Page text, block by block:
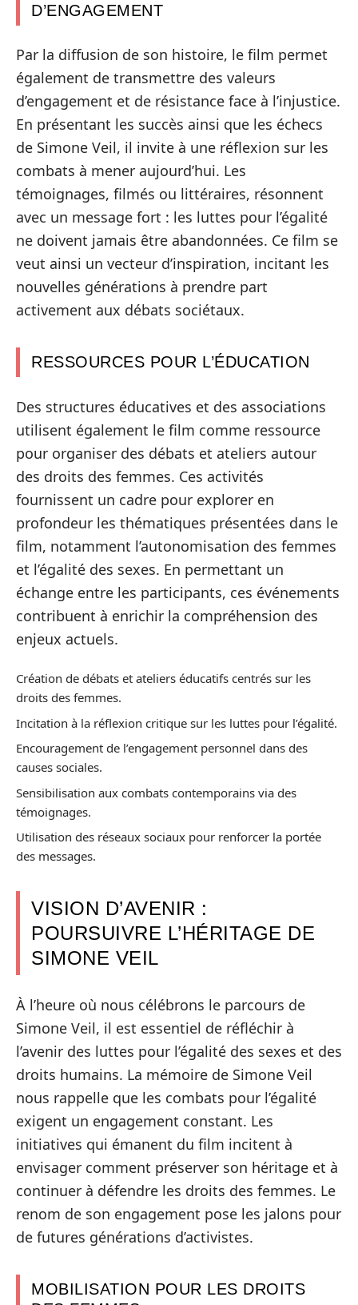
D’ENGAGEMENT
Par la diffusion de son histoire, le film permet
également de transmettre des valeurs
d’engagement et de résistance face à l’injustice.
En présentant les succès ainsi que les échecs
de Simone Veil, il invite à une réflexion sur les
combats à mener aujourd’hui. Les
témoignages, filmés ou littéraires, résonnent
avec un message fort : les luttes pour l’égalité
ne doivent jamais être abandonnées. Ce film se
veut ainsi un vecteur d’inspiration, incitant les
nouvelles générations à prendre part
activement aux débats sociétaux.
RESSOURCES POUR L’ÉDUCATION
Des structures éducatives et des associations
utilisent également le film comme ressource
pour organiser des débats et ateliers autour
des droits des femmes. Ces activités
fournissent un cadre pour explorer en
profondeur les thématiques présentées dans le
film, notamment l’autonomisation des femmes
et l’égalité des sexes. En permettant un
échange entre les participants, ces événements
contribuent à enrichir la compréhension des
enjeux actuels.
Création de débats et ateliers éducatifs centrés sur les
droits des femmes.
Incitation à la réflexion critique sur les luttes pour l’égalité.
Encouragement de l’engagement personnel dans des
causes sociales.
Sensibilisation aux combats contemporains via des
témoignages.
Utilisation des réseaux sociaux pour renforcer la portée
des messages.
VISION D’AVENIR :
POURSUIVRE L’HÉRITAGE DE
SIMONE VEIL
À l’heure où nous célébrons le parcours de
Simone Veil, il est essentiel de réfléchir à
l’avenir des luttes pour l’égalité des sexes et des
droits humains. La mémoire de Simone Veil
nous rappelle que les combats pour l’égalité
exigent un engagement constant. Les
initiatives qui émanent du film incitent à
envisager comment préserver son héritage et à
continuer à défendre les droits des femmes. Le
renom de son engagement pose les jalons pour
de futures générations d’activistes.
MOBILISATION POUR LES DROITS